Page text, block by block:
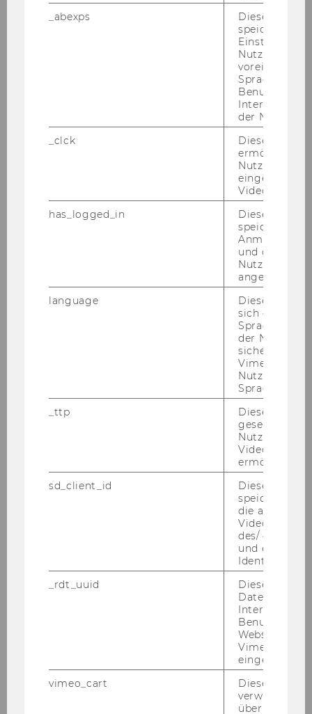
un­se­rer Home­page und auf der Home­page
des Eu­ro­päi­schen Amtes für Per­so­nal­aus­wahl
http://eu­ro­pa.eu.int/epso/temp-​staff_de.htm
Mitteilungsblatt vom 17. Jänner 2007, 19.
All­ge­mei­ne In­for­ma­tio­nen:
Da sich die Wirt­schafts­uni­ver­si­tät Wien die Er­
hö­hung des Frau­en­an­teils beim wissen-​
schaftlichen Per­so­nal zum Ziel ge­setzt hat,
wer­den qua­li­fi­zier­te Frau­en aus­drück­lich auf­
ge­for­dert, sich zu be­wer­ben. Bei glei­cher Qua­li­
fi­ka­ti­on wer­den Frau­en vor­ran­gig auf­ge­nom­
men. Alle Be­wer­be­rin­nen, die die ge­setz­li­chen
Auf­nah­me­er­for­der­nis­se er­fül­len und den An­
for­de­run­gen des Aus­schrei­bungs­tex­tes ent­
spre­chen, sind zu Bewerbungs-​gesprächen
· An der WU ist ein Ar­beits­kreis für Gleich­be­
hand­lungs­fra­gen ein­ge­rich­tet. Nä­he­re In­for­
ma­tio­nen fin­den Sie unter
www.wu-​
Wir bit­ten Be­wer­be­rin­nen und Be­wer­ber um
Ver­ständ­nis dafür, dass Reise-​ und Aufenthalts-​
kosten, die aus An­lass von Auswahl-​ und Auf­
nah­me­ver­fah­ren ent­ste­hen, nicht von der Wirt­
schafts­uni­ver­si­tät Wien ab­ge­gol­ten wer­den
In­sti­tut für Ro­ma­ni­sche Spra­chenist ab
so­fort für 6 Mo­na­te die Stel­le
As­sis­ten­ten/ einer E-​Learning-
_abexps
Dieses Cookie
speichert
Nutzer*in, zB.
Sprache,
der Nutzer*in
_clck
Dieses Cookie
ermöglicht
Nutzung des
Video Players
has_logged_in
Dieses Cookie
speichert
und ob sich
Nutzer*in
angemeldet
language
Dieses
sich die
der
Vimeo in der
Nutzer
Sprache
_ttp
Dieser
gesetzt, um
Nutzung des
Videoplayers
ermöglichen
sd_client_id
Dieses Cookie
speichert
die aktuellen
des/ der
und einen
_rdt_uuid
Dieses
Daten über
Interaktionen
Websites, auf
Vimeo-Video
eingebettet
vimeo_cart
Dieses
verwendet,
überprüfen,